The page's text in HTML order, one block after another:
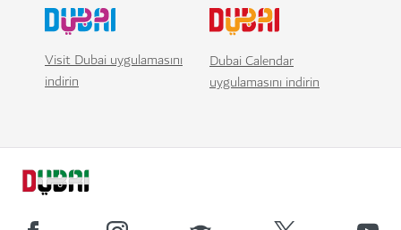
Visit Dubai uygulamasını
indirin
Dubai Calendar
uygulamasını indirin